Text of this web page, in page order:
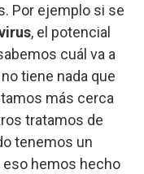
Por ejemplo si se
, el potencial
cuál va a
tiene nada que
más cerca
tratamos de
tenemos un
hemos hecho